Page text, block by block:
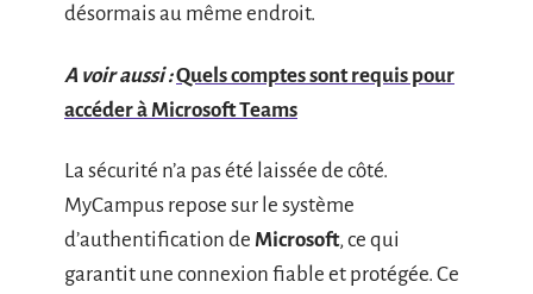
désormais au même endroit.
A voir aussi :Quels comptes sont requis pour
accéder à Microsoft Teams
La sécurité n’a pas été laissée de côté.
MyCampus repose sur le système
d’authentification de Microsoft, ce qui
garantit une connexion fiable et protégée. Ce